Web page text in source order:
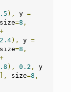
), y =
=8 ,
2.4), y =
=8 ,
), 0.2 ,
], size=8 ,